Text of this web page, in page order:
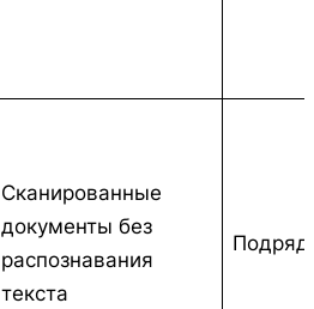
Сканированные
документы без
распознавания
текста